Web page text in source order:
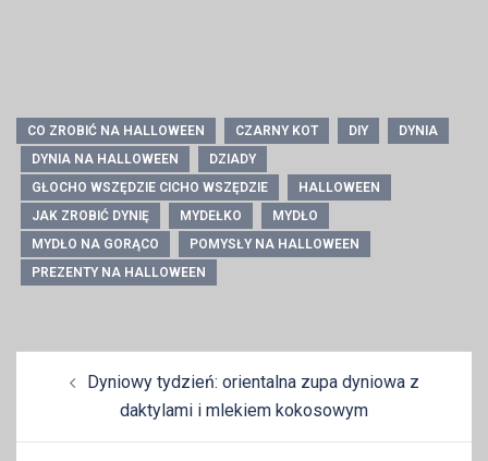
CO ZROBIĆ NA HALLOWEEN CZARNY KOT DIY
DYNIA
DYNIA NA HALLOWEEN
DZIADY
GŁOCHO WSZĘDZIE CICHO WSZĘDZIE
HALLOWEEN
JAK ZROBIĆ DYNIĘ
MYDEŁKO
MYDŁO
MYDŁO NA GORĄCO
POMYSŁY NA HALLOWEEN
PREZENTY NA HALLOWEEN
wpisy
Dyniowy tydzień: orientalna zupa dyniowa z
daktylami i mlekiem kokosowym